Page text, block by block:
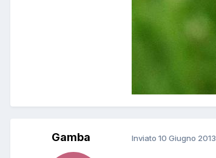
Gamba Inviato 10 Giugno 2013